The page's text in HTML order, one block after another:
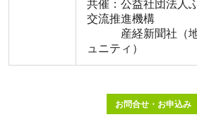
共催：公益社団法人
交流推進機構
産経新聞社（地
ュニティ）
お問合せ・お申込み